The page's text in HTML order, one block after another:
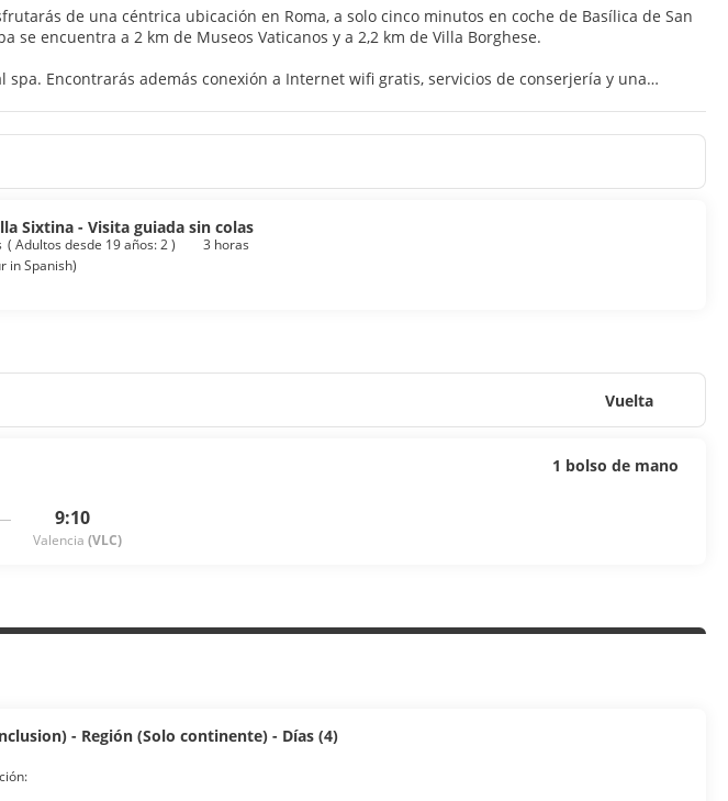
de una céntrica ubicación en Roma, a solo cinco minutos en coche de Basílica de San
este hotel spa se encuentra a 2 km de Museos Vaticanos y a 2,2 km de Villa Borghese.
Encontrarás además conexión a Internet wifi gratis, servicios de conserjería y una
de las 48 habitaciones con minibar. Mantén el contacto con los tuyos gracias a la la
de ducha y bidés.
limitado de este hotel, o compra algo para comer en su bar-cafetería. Apaga la sed con tu
bufé todos los días de 07:30 a 10:00 con un coste adicional.
las 24 horas y consigna de equipaje a tu disposición. Se ofrece servicio de transporte al
Sixtina - Visita guiada sin colas
( Adultos desde 19 años: 2)
3 horas
in Spanish)
Vuelta
9:10
Valencia (VLC)
1 bolso de mano
- Región (Solo continente) - Días (4)